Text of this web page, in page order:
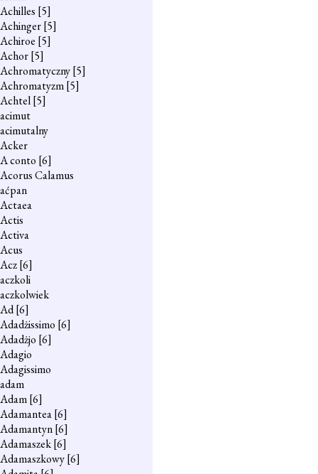
Achilles [5]
Achinger[5]
Achiroe [5]
Achor[5]
Achromatyczny[5]
Achromatyzm[5]
Achtel[5]
acimut
acimutalny
Acker
A conto [6]
Acorus Calamus
aćpan
Actaea
Actis
Activa
Acus
Acz[6]
aczkoli
aczkolwiek
Ad[6]
Adadżissimo [6]
Adadżjo [6]
Adagio
Adagissimo
adam
Adam[6]
Adamantea[6]
Adamantyn[6]
Adamaszek[6]
Adamaszkowy[6]